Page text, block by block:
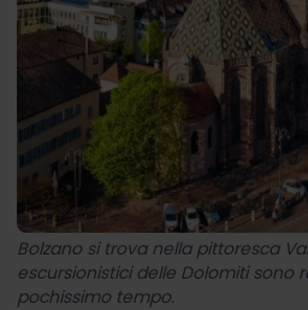
Bolzano si trova nella pittoresca
escursionistici delle Dolomiti sono
pochissimo tempo.